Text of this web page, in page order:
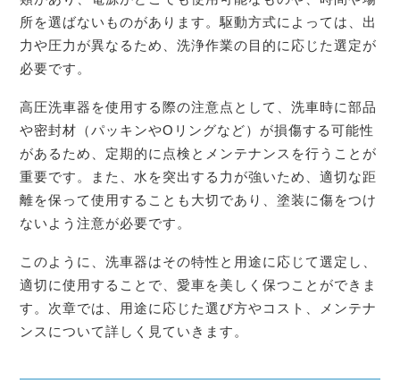
所を選ばないものがあります。駆動方式によっては、出
力や圧力が異なるため、洗浄作業の目的に応じた選定が
必要です。
高圧洗車器を使用する際の注意点として、洗車時に部品
や密封材（パッキンやOリングなど）が損傷する可能性
があるため、定期的に点検とメンテナンスを行うことが
重要です。また、水を突出する力が強いため、適切な距
離を保って使用することも大切であり、塗装に傷をつけ
ないよう注意が必要です。
このように、洗車器はその特性と用途に応じて選定し、
適切に使用することで、愛車を美しく保つことができま
す。次章では、用途に応じた選び方やコスト、メンテナ
ンスについて詳しく見ていきます。